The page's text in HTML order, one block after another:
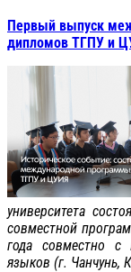
Первый выпуск
дипломов ТГПУ и
университета
совместной
года совместно с
языков (г. Чанчунь,